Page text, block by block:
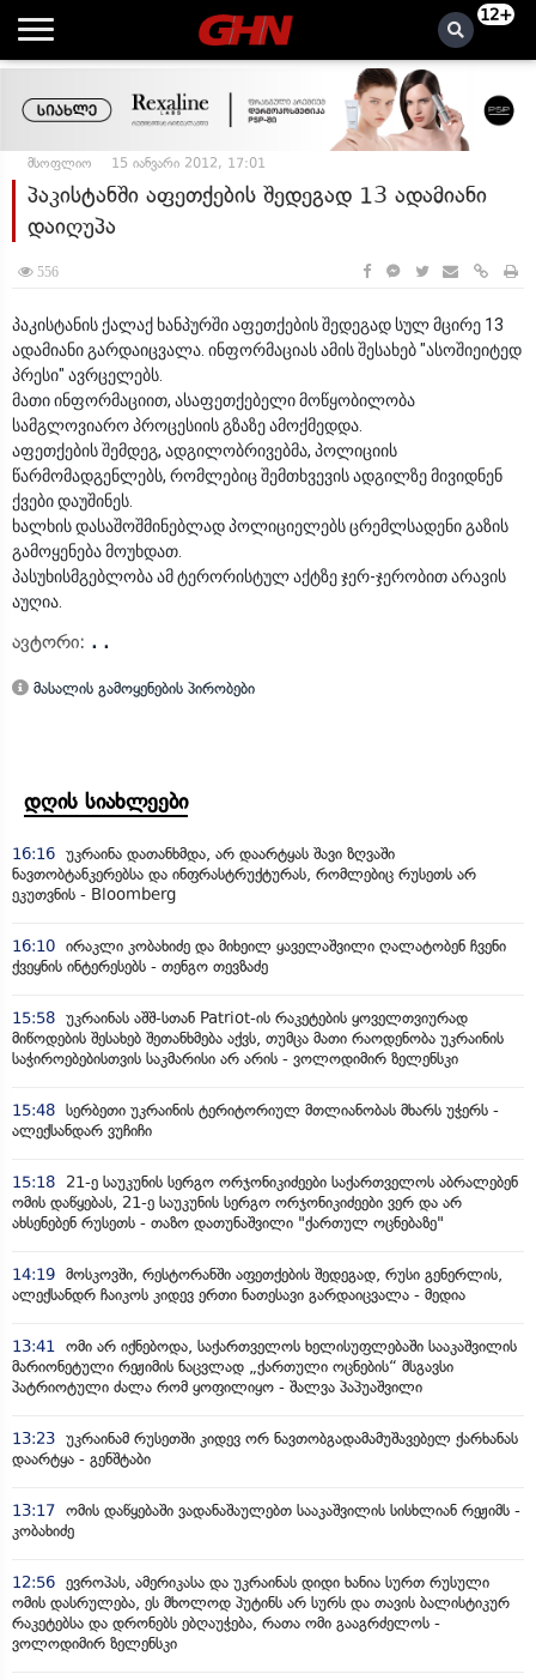
12+
მსოფლიო 15 იანვარი 2012, 17:01
პაკისტანში აფეთქების შედეგად 13 ადამიანი
დაიღუპა
556
პაკისტანის ქალაქ ხანპურში აფეთქების შედეგად სულ მცირე 13
ადამიანი გარდაიცვალა. ინფორმაციას ამის შესახებ "ასოშიეიტედ
პრესი" ავრცელებს.
მათი ინფორმაციით, ასაფეთქებელი მოწყობილობა
სამგლოვიარო პროცესიის გზაზე ამოქმედდა.
აფეთქების შემდეგ, ადგილობრივებმა, პოლიციის
წარმომადგენლებს, რომლებიც შემთხვევის ადგილზე მივიდნენ
ქვები დაუშინეს.
ხალხის დასაშოშმინებლად პოლიციელებს ცრემლსადენი გაზის
გამოყენება მოუხდათ.
პასუხისმგებლობა ამ ტერორისტულ აქტზე ჯერ-ჯერობით არავის
აუღია.
ავტორი: . .
მასალის გამოყენების პირობები
დღის სიახლეები
16:16 უკრაინა დათანხმდა, არ დაარტყას შავი ზღვაში
ნავთობტანკერებსა და ინფრასტრუქტურას, რომლებიც რუსეთს არ
ეკუთვნის - Bloomberg
16:10 ირაკლი კობახიძე და მიხეილ ყაველაშვილი ღალატობენ ჩვენი
ქვეყნის ინტერესებს - თენგო თევზაძე
15:58 უკრაინას აშშ-სთან Patriot-ის რაკეტების ყოველთვიურად
მიწოდების შესახებ შეთანხმება აქვს, თუმცა მათი რაოდენობა უკრაინის
საჭიროებებისთვის საკმარისი არ არის - ვოლოდიმირ ზელენსკი
15:48 სერბეთი უკრაინის ტერიტორიულ მთლიანობას მხარს უჭერს -
ალექსანდარ ვუჩიჩი
15:18
21-ე საუკუნის სერგო ორჯონიკიძეები საქართველოს აბრალებენ
ომის დაწყებას, 21-ე საუკუნის სერგო ორჯონიკიძეები ვერ და არ
ახსენებენ რუსეთს - თაზო დათუნაშვილი "ქართულ ოცნებაზე"
14:19 მოსკოვში, რესტორანში აფეთქების შედეგად, რუსი გენერლის,
ალექსანდრ ჩაიკოს კიდევ ერთი ნათესავი გარდაიცვალა - მედია
13:41 ომი არ იქნებოდა, საქართველოს ხელისუფლებაში სააკაშვილის
მარიონეტული რეჟიმის ნაცვლად „ქართული ოცნების“ მსგავსი
პატრიოტული ძალა რომ ყოფილიყო - შალვა პაპუაშვილი
13:23 უკრაინამ რუსეთში კიდევ ორ ნავთობგადამამუშავებელ ქარხანას
დაარტყა - გენშტაბი
13:17 ომის დაწყებაში ვადანაშაულებთ სააკაშვილის სისხლიან რეჟიმს -
კობახიძე
12:56 ევროპას, ამერიკასა და უკრაინას დიდი ხანია სურთ რუსული
ომის დასრულება, ეს მხოლოდ პუტინს არ სურს და თავის ბალისტიკურ
რაკეტებსა და დრონებს ებღაუჭება, რათა ომი გააგრძელოს -
ვოლოდიმირ ზელენსკი